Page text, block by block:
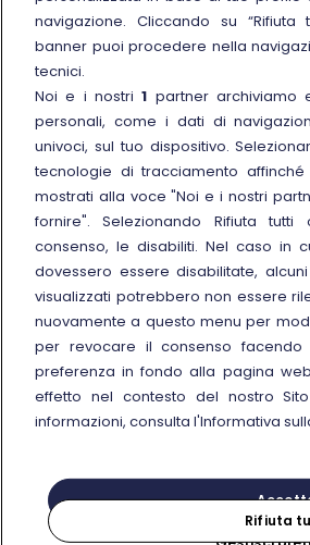
Carriere
Link esterno
La Freccia Mag
Link esterno
Noleggia un treno charter
Viaggi di gruppo
Seguici sui social
© Gruppo FS Italiane 2025
Note legali
Protezione dati personali
Informativa sui cookies
Gestisci
navigazione. Cliccando su
banner puoi procedere nella
tecnici.
Noi e i nostri1 partner archiviamo
personali, come i dati di
univoci, sul tuo dispositivo.
tecnologie di tracciamento
mostrati alla voce "Noi e i nostri
fornire". Selezionando Rifiuta
consenso, le disabiliti. Nel caso in
dovessero essere disabilitate,
visualizzati potrebbero non essere
nuovamente a questo menu per
per revocare il consenso facendo
preferenza in fondo alla pagina
effetto nel contesto del nostro
informazioni, consulta l'Informativa
Rifiuta